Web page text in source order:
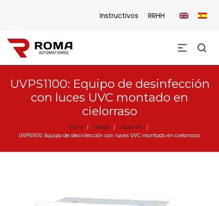
Instructivos RRHH
UVPS1100: Equipo de desinfección
con luces UVC montado en
cielorraso
Inicio / Tienda / Luces UV /
UVPS1100: Equipo de desinfección con luces UVC montado en cielorraso